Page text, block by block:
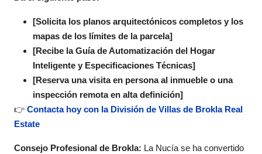
[Solicita los planos arquitectónicos completos y los
mapas de los límites de la parcela]
[Recibe la Guía de Automatización del Hogar
Inteligente y Especificaciones Técnicas]
[Reserva una visita en persona al inmueble o una
inspección remota en alta definición]
👉 Contacta hoy con la División de Villas de Brokla Real
Estate
Consejo Profesional de Brokla: La Nucía se ha convertido